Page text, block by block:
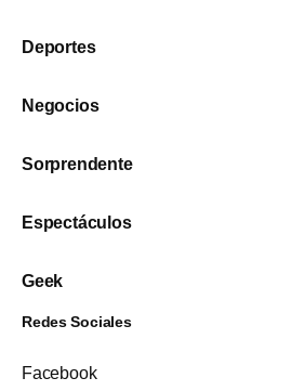
Deportes
Negocios
Sorprendente
Espectáculos
Geek
Redes Sociales
Facebook